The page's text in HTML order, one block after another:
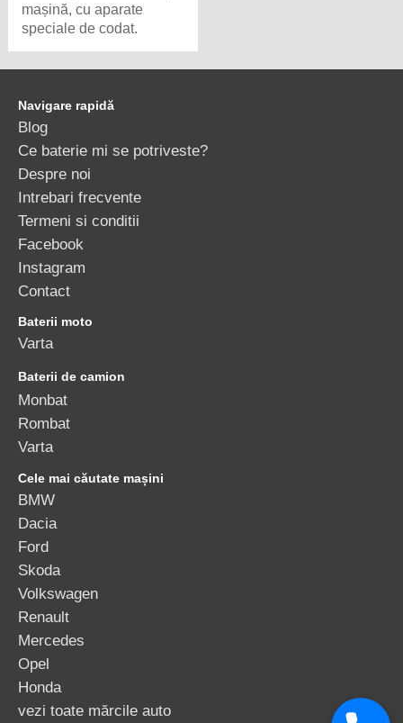
mașină, cu aparate
speciale de codat.
Navigare rapidă
Blog
Ce baterie mi se potriveste?
Despre noi
Intrebari frecvente
Termeni si conditii
Facebook
Instagram
Contact
Baterii moto
Varta
Baterii de camion
Monbat
Rombat
Varta
Cele mai căutate mașini
BMW
Dacia
Ford
Skoda
Volkswagen
Renault
Mercedes
Opel
Honda
vezi toate mărcile auto